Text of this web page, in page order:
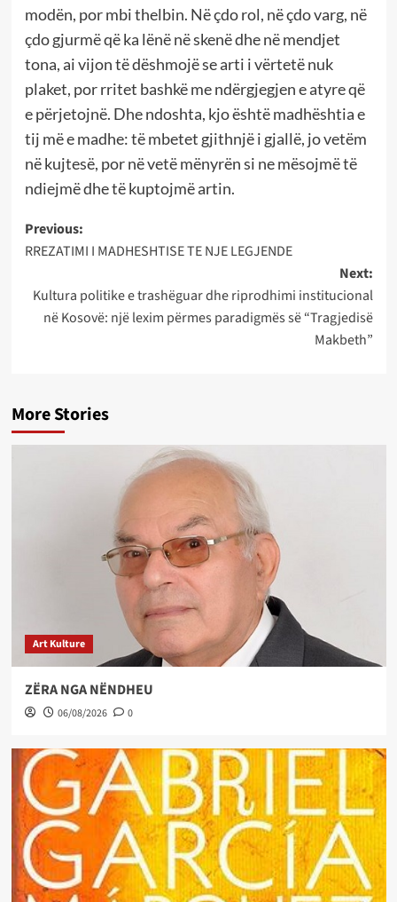
modën, por mbi thelbin. Në çdo rol, në çdo varg, në
çdo gjurmë që ka lënë në skenë dhe në mendjet
tona, ai vijon të dëshmojë se arti i vërtetë nuk
plaket, por rritet bashkë me ndërgjegjen e atyre që
e përjetojnë. Dhe ndoshta, kjo është madhështia e
tij më e madhe: të mbetet gjithnjë i gjallë, jo vetëm
në kujtesë, por në vetë mënyrën si ne mësojmë të
ndiejmë dhe të kuptojmë artin.
Post
navigation
Previous:
RREZATIMI I MADHESHTISE TE NJE LEGJENDE
Next:
Kultura politike e trashëguar dhe riprodhimi institucional
në Kosovë: një lexim përmes paradigmës së “Tragjedisë
Makbeth”
More Stories
Art Kulture
ZËRA NGA NËNDHEU
06/08/2026 0